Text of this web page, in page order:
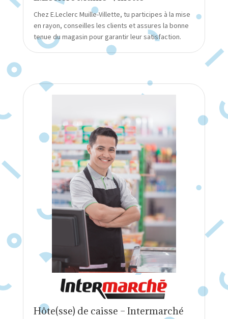
Chez E.Leclerc Muille-Villette, tu participes à la mise
en rayon, conseilles les clients et assures la bonne
tenue du magasin pour garantir leur satisfaction.
Hôte(sse) de caisse – Intermarché